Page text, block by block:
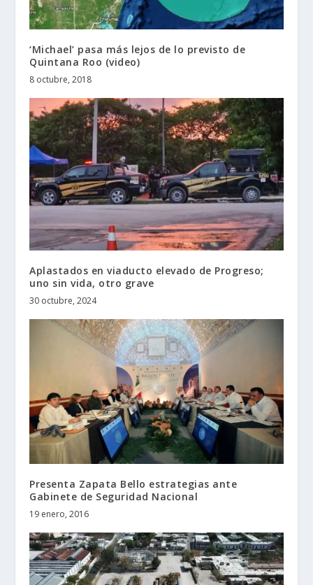
‘Michael’ pasa más lejos de lo previsto de
Quintana Roo (video)
8 octubre, 2018
Aplastados en viaducto elevado de Progreso;
uno sin vida, otro grave
30 octubre, 2024
Presenta Zapata Bello estrategias ante
Gabinete de Seguridad Nacional
19 enero, 2016